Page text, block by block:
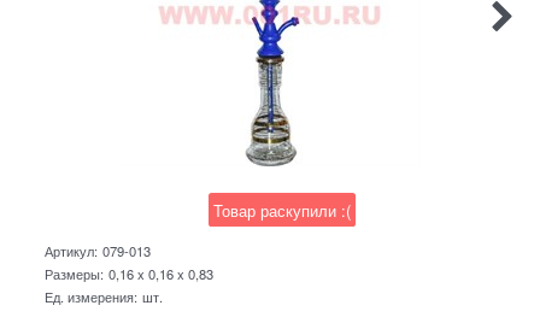
Товар раскупили :(
Артикул: 079-013
Размеры: 0,16 x 0,16 x 0,83
Ед. измерения: шт.